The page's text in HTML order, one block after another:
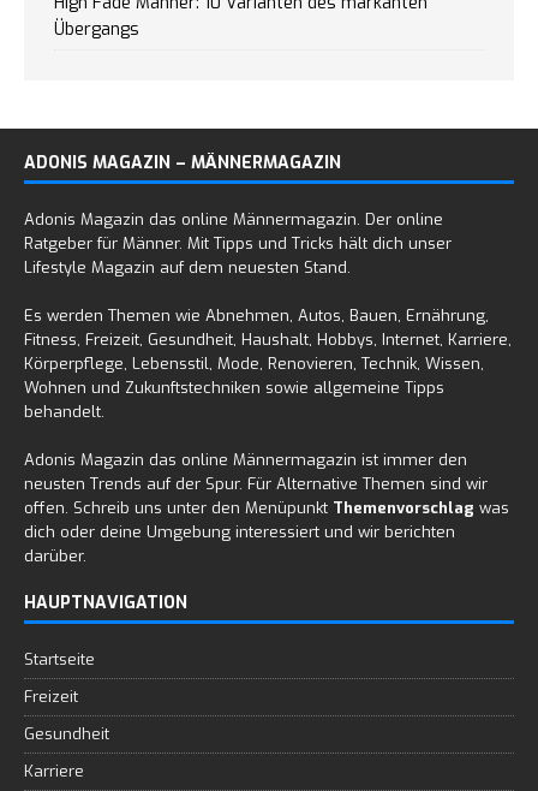
Übergangs
ADONIS MAGAZIN – MÄNNERMAGAZIN
Adonis Magazin das online Männermagazin. Der online
Ratgeber für Männer. Mit Tipps und Tricks hält dich unser
Lifestyle Magazin auf dem neuesten Stand.
Es werden Themen wie Abnehmen, Autos, Bauen, Ernährung,
Fitness, Freizeit, Gesundheit, Haushalt, Hobbys, Internet, Karriere,
Körperpflege, Lebensstil, Mode, Renovieren, Technik, Wissen,
Wohnen und Zukunftstechniken sowie allgemeine Tipps
behandelt.
Adonis Magazin das online Männermagazin ist immer den
neusten Trends auf der Spur. Für Alternative Themen sind wir
offen. Schreib uns unter den Menüpunkt Themenvorschlag was
dich oder deine Umgebung interessiert und wir berichten
darüber.
HAUPTNAVIGATION
Startseite
Freizeit
Gesundheit
Karriere